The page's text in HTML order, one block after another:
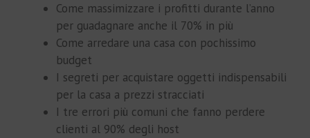
Come massimizzare i profitti durante l’anno
per guadagnare anche il 70% in più
Come arredare una casa con pochissimo
budget
I segreti per acquistare oggetti indispensabili
per la casa a prezzi stracciati
I tre errori più comuni che fanno perdere
clienti al 90% degli host